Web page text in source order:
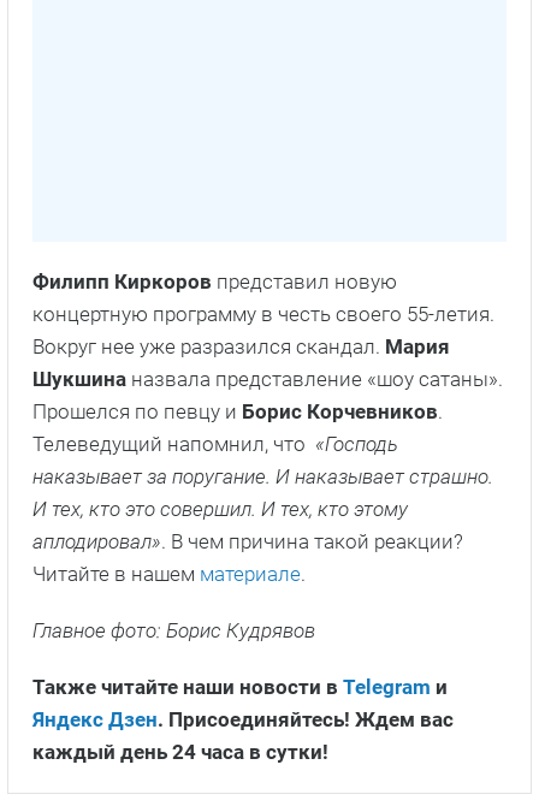
Филипп Киркоров представил новую
концертную программу в честь своего 55-летия.
Вокруг нее уже разразился скандал. Мария
Шукшина назвала представление «шоу сатаны».
Прошелся по певцу и Борис Корчевников.
Телеведущий напомнил, что «Господь
наказывает за поругание. И наказывает страшно.
И тех, кто это совершил. И тех, кто этому
аплодировал». В чем причина такой реакции?
Читайте в нашем материале.
Главное фото: Борис Кудрявов
Также читайте наши новости в Telegram и
Яндекс Дзен. Присоединяйтесь! Ждем вас
каждый день 24 часа в сутки!